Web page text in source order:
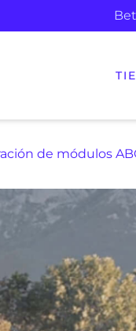
de módulos